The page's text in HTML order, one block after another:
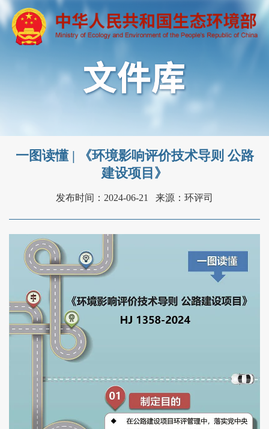
一图读懂 | 《环境影响评价技术导则 公路
建设项目》
发布时间：2024-06-21 来源：环评司